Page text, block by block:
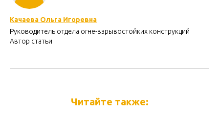
Качаева Ольга Игоревна
Руководитель отдела огне-взрывостойких конструкций
Автор статьи
Читайте также: